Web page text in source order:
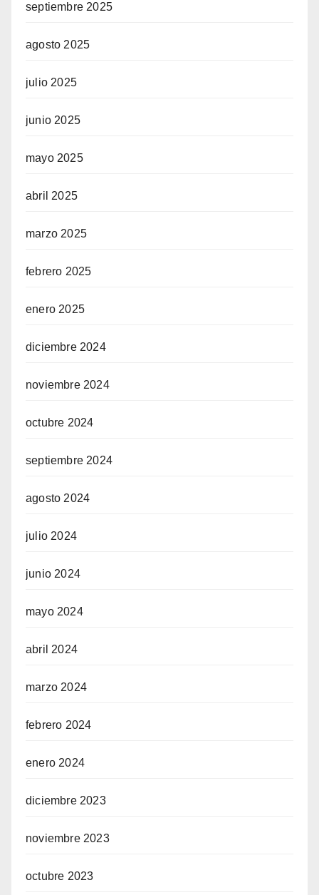
septiembre 2025
agosto 2025
julio 2025
junio 2025
mayo 2025
abril 2025
marzo 2025
febrero 2025
enero 2025
diciembre 2024
noviembre 2024
octubre 2024
septiembre 2024
agosto 2024
julio 2024
junio 2024
mayo 2024
abril 2024
marzo 2024
febrero 2024
enero 2024
diciembre 2023
noviembre 2023
octubre 2023